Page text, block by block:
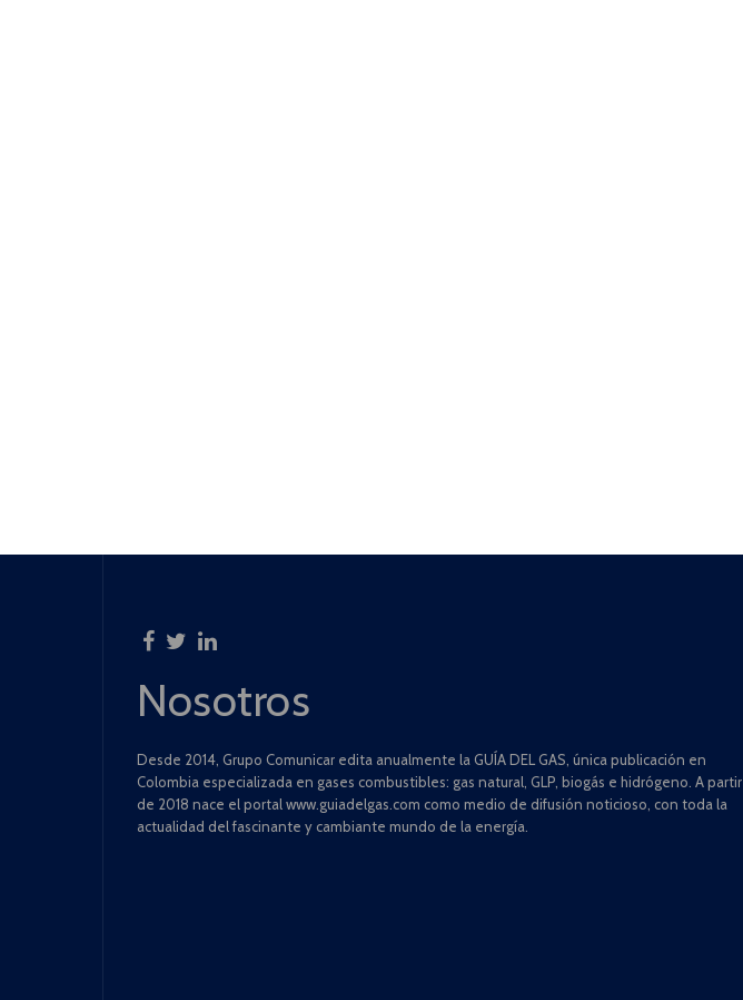
Nosotros
Desde 2014, Grupo Comunicar edita anualmente la GUÍA DEL GAS, única publicación en
Colombia especializada en gases combustibles: gas natural, GLP, biogás e hidrógeno. A partir
de 2018 nace el portal www.guiadelgas.com como medio de difusión noticioso, con toda la
actualidad del fascinante y cambiante mundo de la energía.